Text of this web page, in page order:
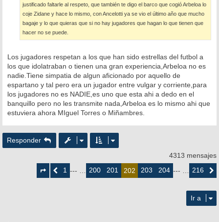
justificado faltarle al respeto, que también te digo el barco que cogió Arbeloa lo
coje Zidane y hace lo mismo, con Ancelotti ya se vio el último año que mucho
bagaje y lo que quieras que si no hay jugadores que hagan lo que tienen que
hacer no se puede.
Los jugadores respetan a los que han sido estrellas del futbol a
los que idolatraban o tienen una gran experiencia,Arbeloa no es
nadie.Tiene simpatia de algun aficionado por aquello de
espartano y tal pero era un jugador entre vulgar y corriente,para
los jugadores no es NADIE,es uno que esta ahi a dedo en el
banquillo pero no les transmite nada,Arbeloa es lo mismo ahi que
estuviera ahora MIguel Torres o Miñambres.
Responder
4313 mensajes
deAnterior
1 --- … 200 201 202 203 204 --- … 216
Ir a